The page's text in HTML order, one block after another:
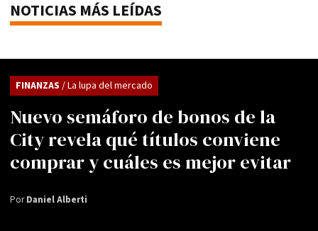
NOTICIAS MÁS LEÍDAS
Nuevo semáforo de bonos de la
City revela qué títulos conviene
comprar y cuáles es mejor evitar
FINANZAS / La lupa del mercado
PorDaniel Alberti